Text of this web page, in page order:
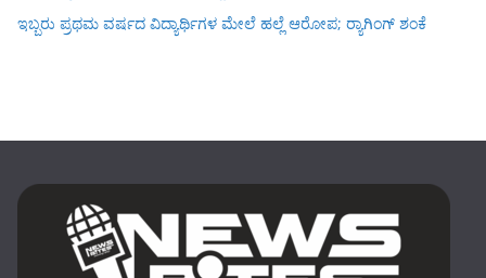
ಇಬ್ಬರು ಪ್ರಥಮ ವರ್ಷದ ವಿದ್ಯಾರ್ಥಿಗಳ ಮೇಲೆ ಹಲ್ಲೆ ಆರೋಪ; ರ‍್ಯಾಗಿಂಗ್ ಶಂಕೆ